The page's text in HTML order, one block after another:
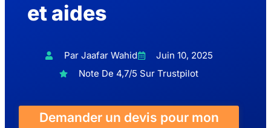
et aides
Par Jaafar Wahid
Juin 10, 2025
Note De 4,7/5 Sur Trustpilot
Demander un devis pour mon